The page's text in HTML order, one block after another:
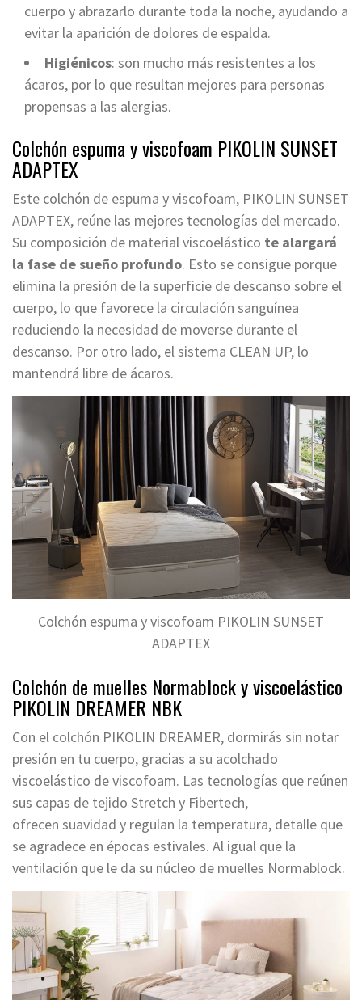
cuerpo y abrazarlo durante toda la noche, ayudando a
evitar la aparición de dolores de espalda.
Higiénicos: son mucho más resistentes a los
ácaros, por lo que resultan mejores para personas
propensas a las alergias.
Colchón espuma y viscofoam PIKOLIN SUNSET
ADAPTEX
Este colchón de espuma y viscofoam, PIKOLIN SUNSET
ADAPTEX, reúne las mejores tecnologías del mercado.
Su composición de material viscoelástico te alargará
la fase de sueño profundo. Esto se consigue porque
elimina la presión de la superficie de descanso sobre el
cuerpo, lo que favorece la circulación sanguínea
reduciendo la necesidad de moverse durante el
descanso. Por otro lado, el sistema CLEAN UP, lo
mantendrá libre de ácaros.
Colchón espuma y viscofoam PIKOLIN SUNSET
ADAPTEX
Colchón de muelles Normablock y viscoelástico
PIKOLIN DREAMER NBK
Con el colchón PIKOLIN DREAMER, dormirás sin notar
presión en tu cuerpo, gracias a su acolchado
viscoelástico de viscofoam. Las tecnologías que reúnen
sus capas de tejido Stretch y Fibertech,
ofrecen suavidad y regulan la temperatura, detalle que
se agradece en épocas estivales. Al igual que la
ventilación que le da su núcleo de muelles Normablock.